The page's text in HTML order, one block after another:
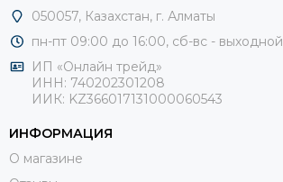
050057, Казахстан, г. Алматы
пн-пт 09:00 до 16:00, сб-вс - выходной
ИП «Онлайн трейд»
ИНН: 740202301208
ИИК: KZ366017131000060543
ИНФОРМАЦИЯ
О магазине